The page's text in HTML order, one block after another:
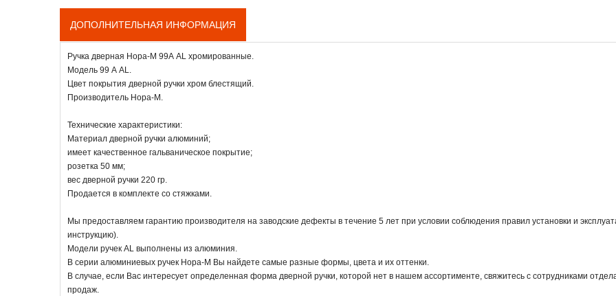
ДОПОЛНИТЕЛЬНАЯ ИНФОРМАЦИЯ
Ручка дверная Нора-М 99А AL хромированные.
Модель 99 А AL.
Цвет покрытия дверной ручки хром блестящий.
Производитель Нора-М.
Технические характеристики:
Материал дверной ручки алюминий;
имеет качественное гальваническое покрытие;
розетка 50 мм;
вес дверной ручки 220 гр.
Продается в комплекте со стяжками.
Мы предоставляем гарантию производителя на заводские дефекты в течение 5 лет при условии соблюдения правил установки и
инструкцию).
Модели ручек AL выполнены из алюминия.
В серии алюминиевых ручек Нора-М Вы найдете самые разные формы, цвета и их оттенки.
В случае, если Вас интересует определенная форма дверной ручки, которой нет в нашем ассортименте, свяжитесь с сотрудниками
продаж.